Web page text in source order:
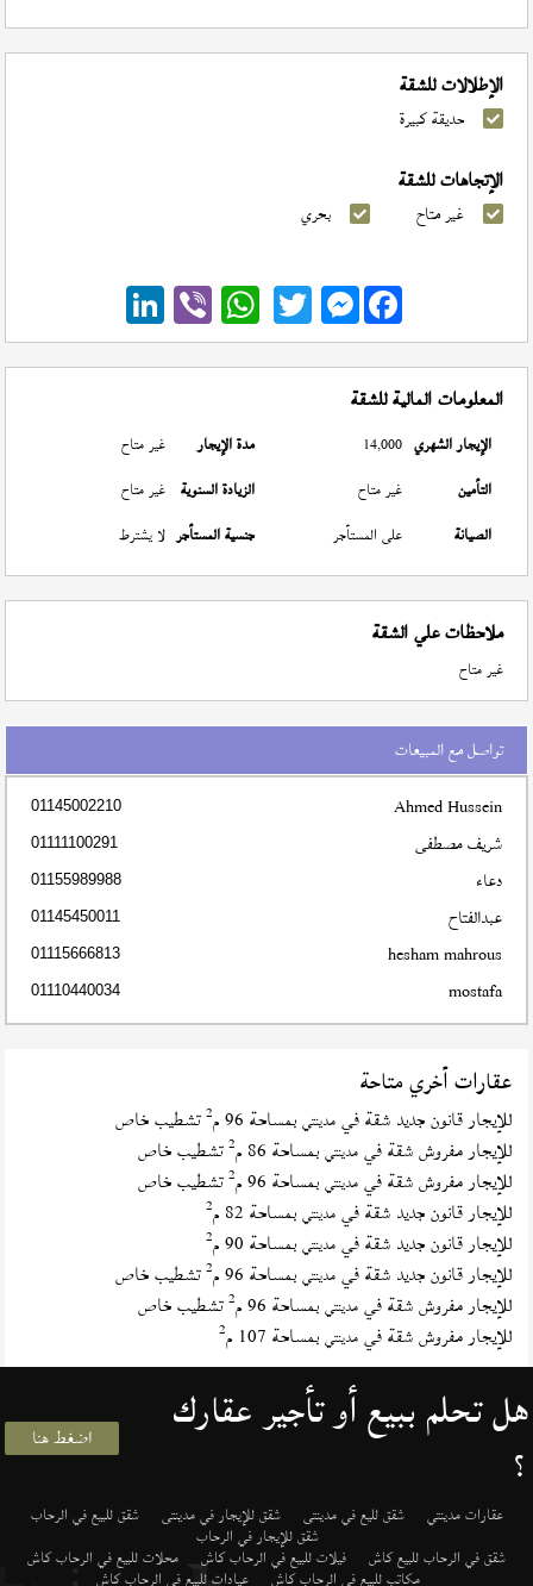
الإطلالات للشقة
حديقة كبيرة
الإتجاهات للشقة
غير متاح بحري
Messenger
المعلومات المالية للشقة
الإيجار الشهري 14,000 مدة الإيجار
غير متاح
التأمين
غير متاح الزيادة السنوية غير متاح
الصيانة
على المستأجر جنسية المستأجر لا يشترط
ملاحظات علي الشقة
غير متاح
تواصل مع المبيعات
Ahmed Hussein
01145002210
شريف مصطفى 01111100291
دعاء 01155989988
عبدالفتاح 01145450011
hesham mahrous
01115666813
mostafa
01110440034
عقارات أخري متاحة
للإيجار قانون جديد شقة فيمدينتي بمساحة 96 م 2تشطيب خاص
للإيجار مفروش شقة فيمدينتي بمساحة 86 م 2تشطيب خاص
للإيجار مفروش شقة فيمدينتي بمساحة 96 م 2تشطيب خاص
للإيجار قانون جديد شقة فيمدينتي بمساحة 82 م 2
للإيجار قانون جديد شقة فيمدينتي بمساحة 90 م 2
للإيجار قانون جديد شقة فيمدينتي بمساحة 96 م 2تشطيب خاص
للإيجار مفروش شقة فيمدينتي بمساحة 96 م 2تشطيب خاص
للإيجار مفروش شقة فيمدينتي بمساحة 107 م 2
هل تحلم ببيع أو تأجير عقارك
؟ اضغط هنا
عقارات مدينتي شقق لليع في مدينتى شقق للإيجار في مدينتى شقق للبيع في الرحاب
شقق للإيجار في الرحاب
شقق في الرحاب للبيع كاش فيلات للبيع في الرحاب كاش محلات للبيع في الرحاب كاش
مكاتب للبيع في الرحاب كاش عيادات للبيع في الرحاب كاش